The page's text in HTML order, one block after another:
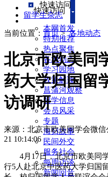
快速访问
本网首发
特别推荐
热点聚焦
各地动态
学习园地
政策解读
菖蒲河观察
留学信息
会员风采
专题
海归故事
民间外交
服务社会
每周访谈
新闻回音
快速访问
留学生杂志
当前位置： 首页>各地动态
北京市欧美同
药大学归国留
访调研
来源：北京市欧美同学会微信
21 10:14:06
4月17日，北京市欧美同学
行5人赴北京中医药大学归国